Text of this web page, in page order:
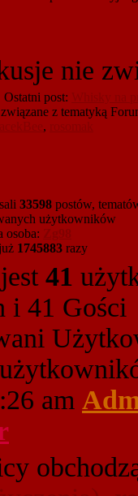
nie
Ostatni post: Whisky na
z tematyką
JacekBee, rosomak
33598 postów,
użytkowników
osoba: Zg98
1745883 razy
41
i 41 Gości
am